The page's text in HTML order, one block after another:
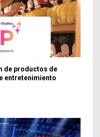
de productos de
entretenimiento